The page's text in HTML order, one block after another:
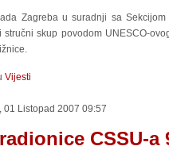
Zagreba u suradnji sa
stručni skup povodom UNESCO-
Vijesti
01 Listopad 2007 09:57
CSSU-a